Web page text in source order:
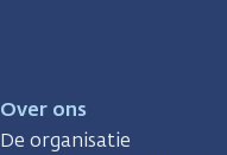
Over ons
De organisatie